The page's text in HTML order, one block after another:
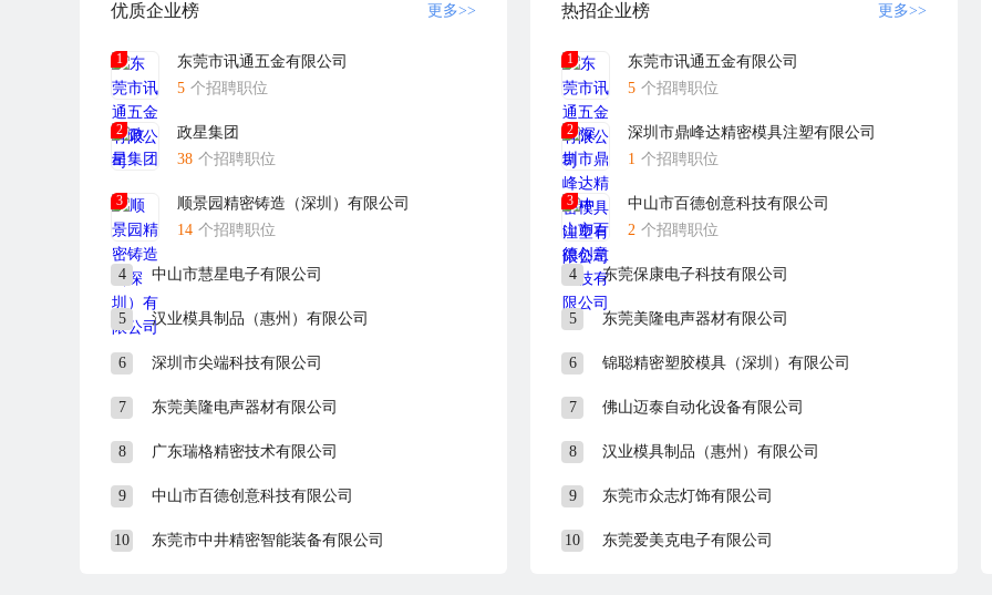
完整的培训体系
强大的专业团队
轻松活跃的团队氛围
如果您满怀梦想并富有创造力，想要实现自己的人生价值，并希望在这家有无限潜能的公司工作，请将简历投递于HR.
我们期待您的加入!!!
公司官网地址：http://www.vasttalogistics.com.cn
www.vasttalogistics.ru
优质企业榜 更多>>
1
东莞市讯通五金有限公司
5 个招聘职位
2
政星集团
38 个招聘职位
3
顺景园精密铸造（深圳）有限公司
14 个招聘职位
4 中山市慧星电子有限公司
5 汉业模具制品（惠州）有限公司
6 深圳市尖端科技有限公司
7 东莞美隆电声器材有限公司
8 广东瑞格精密技术有限公司
9 中山市百德创意科技有限公司
10 东莞市中井精密智能装备有限公司
热招企业榜 更多>>
1
东莞市讯通五金有限公司
5 个招聘职位
2
深圳市鼎峰达精密模具注塑有限公司
1 个招聘职位
3
中山市百德创意科技有限公司
2 个招聘职位
4 东莞保康电子科技有限公司
5 东莞美隆电声器材有限公司
6 锦聪精密塑胶模具（深圳）有限公司
7 佛山迈泰自动化设备有限公司
8 汉业模具制品（惠州）有限公司
9 东莞市众志灯饰有限公司
10 东莞爱美克电子有限公司